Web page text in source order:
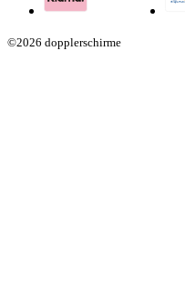
©2026 dopplerschirme